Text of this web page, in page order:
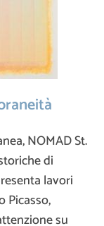
NOMAD St.
di
lavori
Picasso,
su